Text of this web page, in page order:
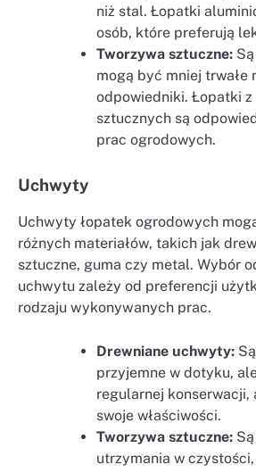
niż stal. Łopatki
osób, które preferują
Tworzywa sztuczne:
mogą być mniej trwałe
odpowiedniki. Łopatki
sztucznych są
prac ogrodowych.
Uchwyty
Uchwyty łopatek ogrodowych
różnych materiałów, takich jak
sztuczne, guma czy metal. Wybór
uchwytu zależy od preferencji
rodzaju wykonywanych prac.
Drewniane uchwyty:
przyjemne w dotyku,
regularnej konserwacji,
swoje właściwości.
Tworzywa sztuczne:
utrzymania w